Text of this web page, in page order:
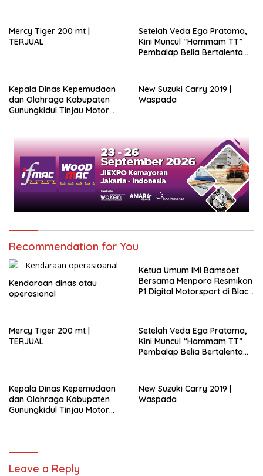
Mercy Tiger 200 mt |
TERJUAL
Setelah Veda Ega Pratama,
Kini Muncul “Hammam TT”
Pembalap Belia Bertalenta
Kepala Dinas Kepemudaan
dan Olahraga Kabupaten
Gunungkidul Tinjau Motor
New Suzuki Carry 2019 |
Waspada
Recommendation for You
Kendaraan dinas atau
operasional
Ketua Umum IMI Bamsoet
Bersama Menpora Resmikan
P1 Digital Motorsport di Black
Mercy Tiger 200 mt |
TERJUAL
Setelah Veda Ega Pratama,
Kini Muncul “Hammam TT”
Pembalap Belia Bertalenta
Kepala Dinas Kepemudaan
dan Olahraga Kabupaten
Gunungkidul Tinjau Motor
New Suzuki Carry 2019 |
Waspada
Leave a Reply